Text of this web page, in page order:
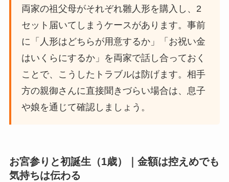
両家の祖父母がそれぞれ雛人形を購入し、2
セット届いてしまうケースがあります。事前
に「人形はどちらが用意するか」「お祝い金
はいくらにするか」を両家で話し合っておく
ことで、こうしたトラブルは防げます。相手
方の親御さんに直接聞きづらい場合は、息子
や娘を通じて確認しましょう。
お宮参りと初誕生（1歳）｜金額は控えめでも
気持ちは伝わる